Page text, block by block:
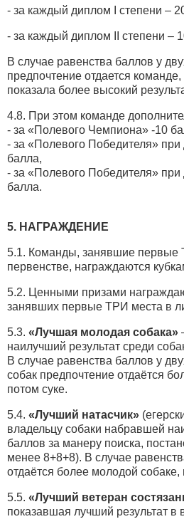
- за каждый диплом І степени –
- за каждый диплом ІІ степени –
В случае равенства баллов у
предпочтение отдается
показала более высокий
4.8. При этом команде
- за «Полевого Чемпиона» -10
- за «Полевого Победителя»
балла,
- за «Полевого Победителя»
балла.
5. НАГРАЖДЕНИЕ
5.1. Команды, занявшие первые
первенстве, награждаются
5.2. Ценными призами
занявших первые ТРИ места в
5.3. «Лучшая молодая собака»
наилучший результат среди
В случае равенства баллов у
собак предпочтение отдаётся
потом суке.
5.4. «Лучший натасчик»
владельцу собаки набравшей
баллов за манеру поиска,
менее 8+8+8). В случае
отдаётся более молодой собаке,
5.5. «Лучший ветеран
показавшая лучший результат в